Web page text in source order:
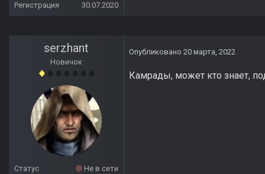
Регистрация
30.07.2020
serzhant
Новичок
Статус
Не в сети
Опубликовано 20 марта, 2022
Камрады, может кто знает,